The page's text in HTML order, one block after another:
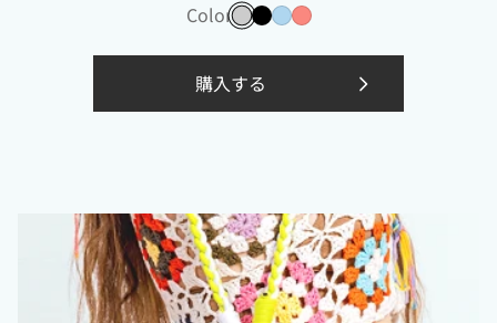
Color ホワイトグレー
ブラック
スカイブルー
ピンク
購入する